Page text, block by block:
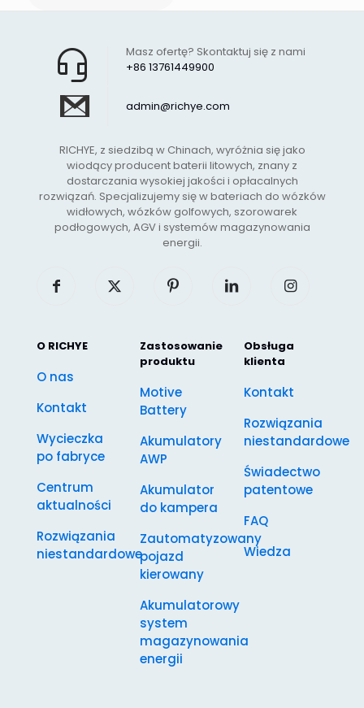
+86 13761449900
Masz ofertę? Skontaktuj się z nami
admin@richye.com
RICHYE, z siedzibą w Chinach, wyróżnia się jako
wiodący producent baterii litowych, znany z
dostarczania wysokiej jakości i opłacalnych
rozwiązań. Specjalizujemy się w bateriach do wózków
widłowych, wózków golfowych, szorowarek
podłogowych, AGV i systemów magazynowania
energii.
O RICHYE
O nas
Kontakt
Wycieczka
po fabryce
Centrum
aktualności
Rozwiązania
niestandardowe
Zastosowanie
produktu
Motive
Battery
Akumulatory
AWP
Akumulator
do kampera
Zautomatyzowany
pojazd
kierowany
Akumulatorowy
system
magazynowania
energii
Obsługa
klienta
Kontakt
Rozwiązania
niestandardowe
Świadectwo
patentowe
FAQ
Wiedza